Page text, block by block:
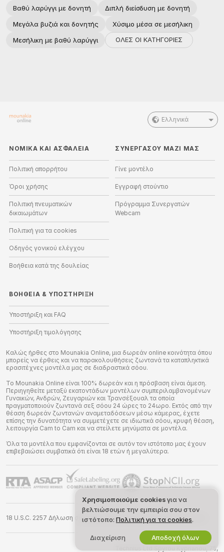
Βαθύ λαρύγγι με δονητή
Διπλή διείσδυση με δονητή
Μεγάλα βυζιά και δονητής
Χύσιμο μέσα σε μεσήλικη
Μεσήλικη με βαθύ λαρύγγι
ΟΛΕΣ ΟΙ ΚΑΤΗΓΟΡΙΕΣ
Ελληνικά
ΝΟΜΙΚΑ ΚΑΙ ΑΣΦΑΛΕΙΑ
Πολιτική απορρήτου
Όροι χρήσης
Πολιτική πνευματικών
δικαιωμάτων
Πολιτική για τα cookies
Οδηγός γονικού ελέγχου
Βοήθεια κατά της δουλείας
ΣΥΝΕΡΓΑΣΟΥ ΜΑΖΙ ΜΑΣ
Γίνε μοντέλο
Εγγραφή στούντιο
Πρόγραμμα Συνεργατών
Webcam
ΒΟΉΘΕΙΑ & ΥΠΟΣΤΉΡΙΞΗ
Υποστήριξη και FAQ
Υποστήριξη τιμολόγησης
Καλώς ήρθες στο Mounakia Online, μια δωρεάν online κοινότητα όπου
μπορείς να έρθεις και να παρακολουθήσεις ζωντανά τα καταπληκτικά
ερασιτέχνες μοντέλα μας σε διαδραστικά σόου.
Το Mounakia Online είναι 100% δωρεάν και η πρόσβαση είναι άμεση.
Περιηγηθείτε μεταξύ εκατοντάδων μοντέλων συμπεριλαμβανομένων
Γυναικών, Ανδρών, Ζευγαριών και Τρανσέξουαλ τα οποία
πραγματοποιούν ζωντανά σεξ σόου 24 ώρες το 24ωρο. Εκτός από την
θέαση δωρεάν ζωντανών αναμεταδόσεων μέσω κάμερας, έχετε
επίσης την δυνατότητα να συμμετέχετε σε ιδιωτικά σόου, κρυφή θέαση,
λειτουργία Cam to Cam και να στείλετε μηνύματα σε μοντέλα.
Όλα τα μοντέλα που εμφανίζονται σε αυτόν τον ιστότοπο μας έχουν
επιβεβαιώσει συμβατικά ότι είναι 18 ετών ή μεγαλύτερα.
18 U.S.C. 2257 Δήλωση συμμόρφωσης απαιτήσεων τήρησης αρχείων
Χρησιμοποιούμε cookiesγια να
βελτιώσουμε την εμπειρία σου στον
ιστότοπο: Πολιτική για τα cookies.
Διαχείριση Αποδοχή όλων